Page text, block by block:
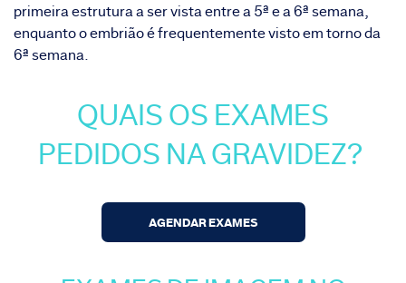
primeira estrutura a ser vista entre a 5ª e a 6ª semana,
enquanto o embrião é frequentemente visto em torno da
6ª semana.
QUAIS OS EXAMES
PEDIDOS NA GRAVIDEZ?
AGENDAR EXAMES